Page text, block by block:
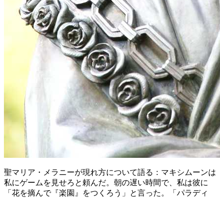
聖マリア・メラニーが現れ方について語る：マキシムーンは
私にゲームを見せろと頼んだ。朝の遅い時間で、私は彼に
「花を摘んで『楽園』をつくろう」と言った。「パラディ